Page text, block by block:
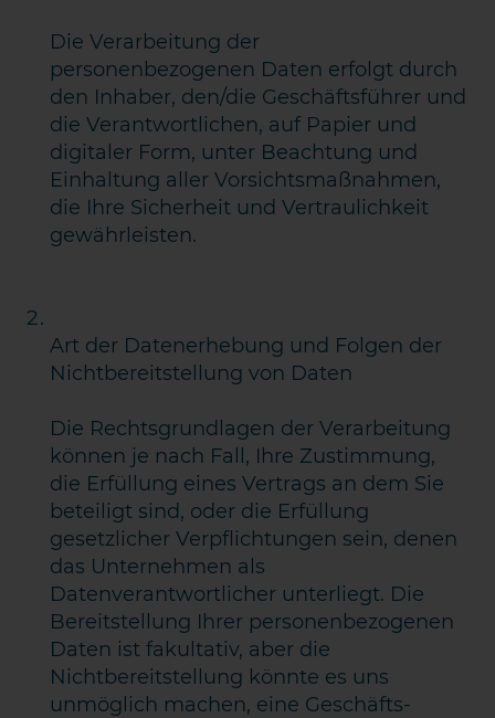
Die Verarbeitung der
personenbezogenen Daten erfolgt durch
den Inhaber, den/die Geschäftsführer und
die Verantwortlichen, auf Papier und
digitaler Form, unter Beachtung und
Einhaltung aller Vorsichtsmaßnahmen,
die Ihre Sicherheit und Vertraulichkeit
gewährleisten.
Art der Datenerhebung und Folgen der
Nichtbereitstellung von Daten
Die Rechtsgrundlagen der Verarbeitung
können je nach Fall, Ihre Zustimmung,
die Erfüllung eines Vertrags an dem Sie
beteiligt sind, oder die Erfüllung
gesetzlicher Verpflichtungen sein, denen
das Unternehmen als
Datenverantwortlicher unterliegt. Die
Bereitstellung Ihrer personenbezogenen
Daten ist fakultativ, aber die
Nichtbereitstellung könnte es uns
unmöglich machen, eine Geschäfts-